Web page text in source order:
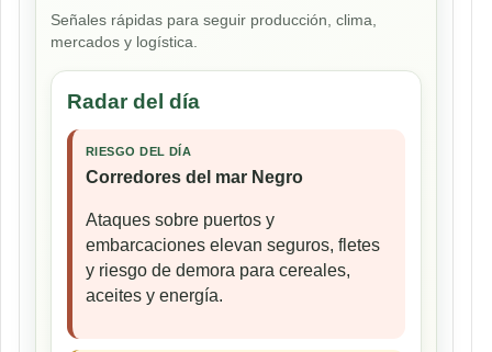
Señales rápidas para seguir producción, clima,
mercados y logística.
Radar del día
RIESGO DEL DÍA
Corredores del mar Negro
Ataques sobre puertos y
embarcaciones elevan seguros, fletes
y riesgo de demora para cereales,
aceites y energía.